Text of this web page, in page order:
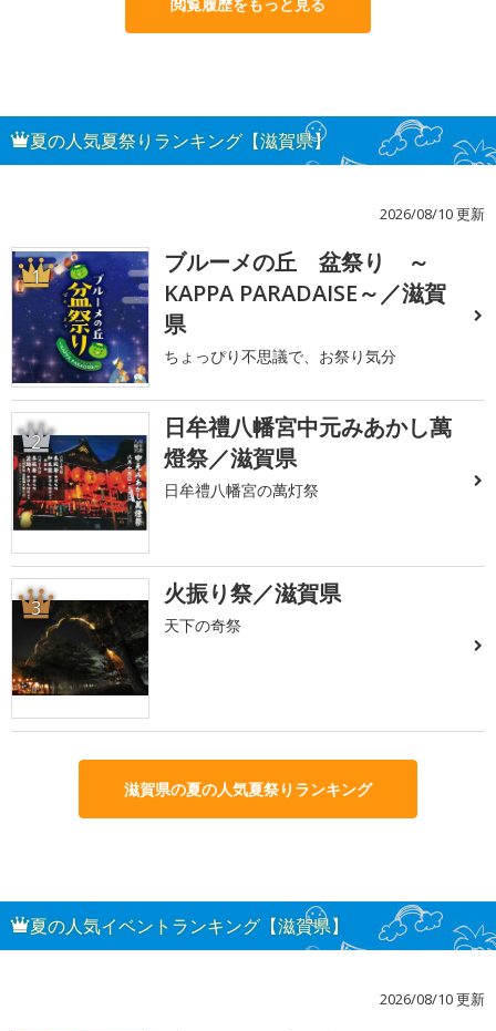
夏の人気夏祭りランキング【滋賀県】
2026/08/10 更新
1
ブルーメの丘 盆祭り ～
KAPPA PARADAISE～／滋賀
県
ちょっぴり不思議で、お祭り気分
2
日牟禮八幡宮中元みあかし萬
燈祭／滋賀県
日牟禮八幡宮の萬灯祭
3 火振り祭／滋賀県
天下の奇祭
滋賀県の夏の人気夏祭りランキング
夏の人気イベントランキング【滋賀県】
2026/08/10 更新